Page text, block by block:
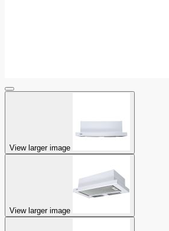
View larger image
View larger image